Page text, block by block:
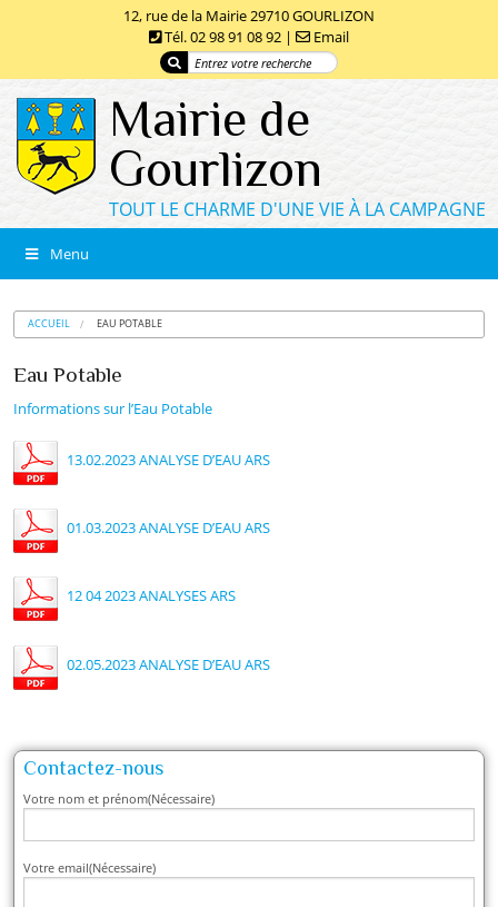
12, rue de la Mairie 29710 GOURLIZON
Tél. 02 98 91 08 92 |
Email
Mairie de
Gourlizon
TOUT LE CHARME D'UNE VIE À LA CAMPAGNE
Menu
ACCUEIL EAU POTABLE
Eau Potable
Informations sur l’Eau Potable
13.02.2023 ANALYSE D’EAU ARS
01.03.2023 ANALYSE D’EAU ARS
12 04 2023 ANALYSES ARS
02.05.2023 ANALYSE D’EAU ARS
Contactez-nous
Votre nom et prénom(Nécessaire)
Votre email(Nécessaire)